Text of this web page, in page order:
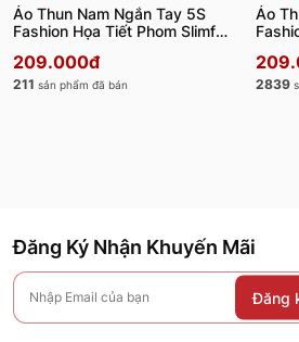
Áo Thun Nam Ngắn Tay 5S
Fashion Họa Tiết Phom Slimfit
209.000đ
211 sản phẩm đã bán
Áo
2839
Đăng Ký Nhận Khuyến Mãi
Đăng